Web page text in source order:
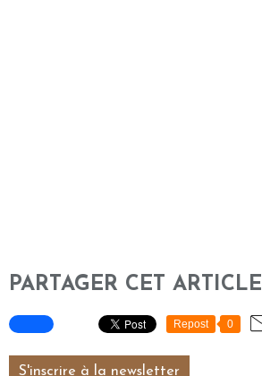
PARTAGER CET ARTICLE
Repost 0
S'inscrire à la newsletter